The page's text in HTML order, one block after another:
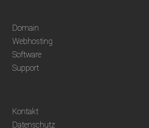
weltweit verfügbare Domains
Vorkasse oder über ein andere
Domain
Webhosting
Software
Support
Kontakt
Datenschutz